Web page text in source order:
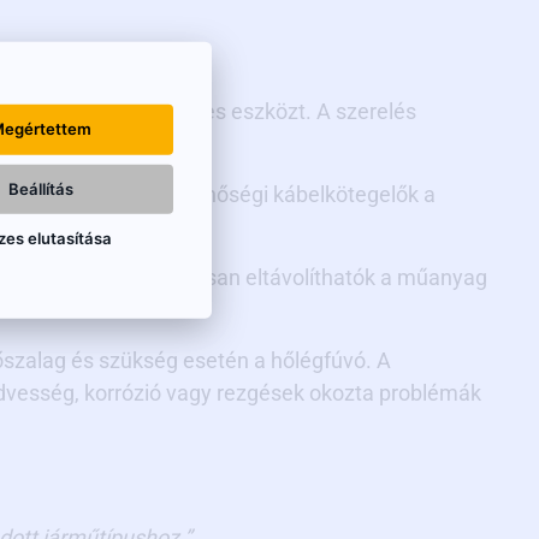
el.”
minden szükséges eszközt. A szerelés
valamint minőségi kábelkötegelők a
biztonságosan eltávolíthatók a műanyag
és szükség esetén a hőlégfúvó. A
korrózió vagy rezgések okozta problémák
Beállítás
elutasítása